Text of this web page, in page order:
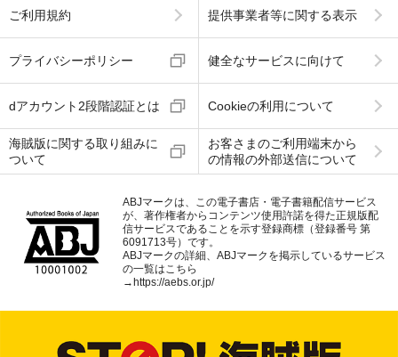
ご利用規約 提供事業者等に関する表示
プライバシーポリシー 健全なサービスに向けて
dアカウント2段階認証とは Cookieの利用について
海賊版に関する取り組みに
ついて
お客さまのご利用端末から
の情報の外部送信について
ABJマークは、この電子書店・電子書籍配信サービス
が、著作権者からコンテンツ使用許諾を得た正規版配
信サービスであることを示す登録商標（登録番号 第
6091713号）です。
ABJマークの詳細、ABJマークを掲示しているサービス
の一覧はこちら
→https://aebs.or.jp/